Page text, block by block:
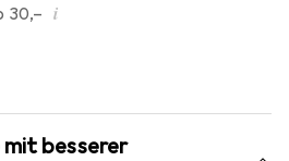
30,– i
besserer